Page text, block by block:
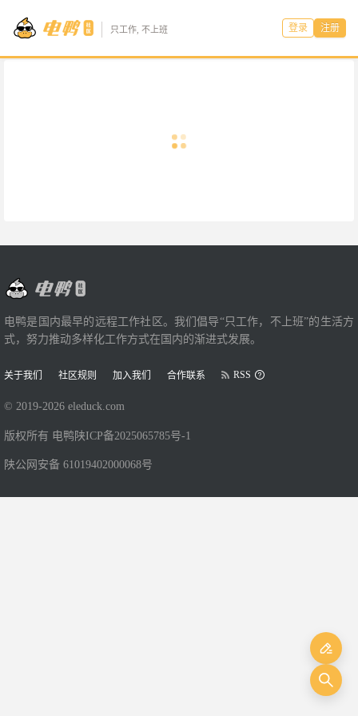
只工作, 不上班 登录 注册
电鸭是国内最早的远程工作社区。我们倡导“只工作，不上班”的生活方
式，努力推动多样化工作方式在国内的渐进式发展。
关于我们 社区规则 加入我们 合作联系 RSS
© 2019-2026 eleduck.com
版权所有 电鸭 陕ICP备2025065785号-1
陕公网安备 61019402000068号